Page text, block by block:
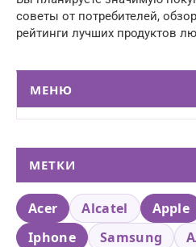
советы от потребителей,
рейтинги лучших продуктов
МЕНЮ
МЕТКИ
Acer Alcatel Apple
Iphone
Samsung